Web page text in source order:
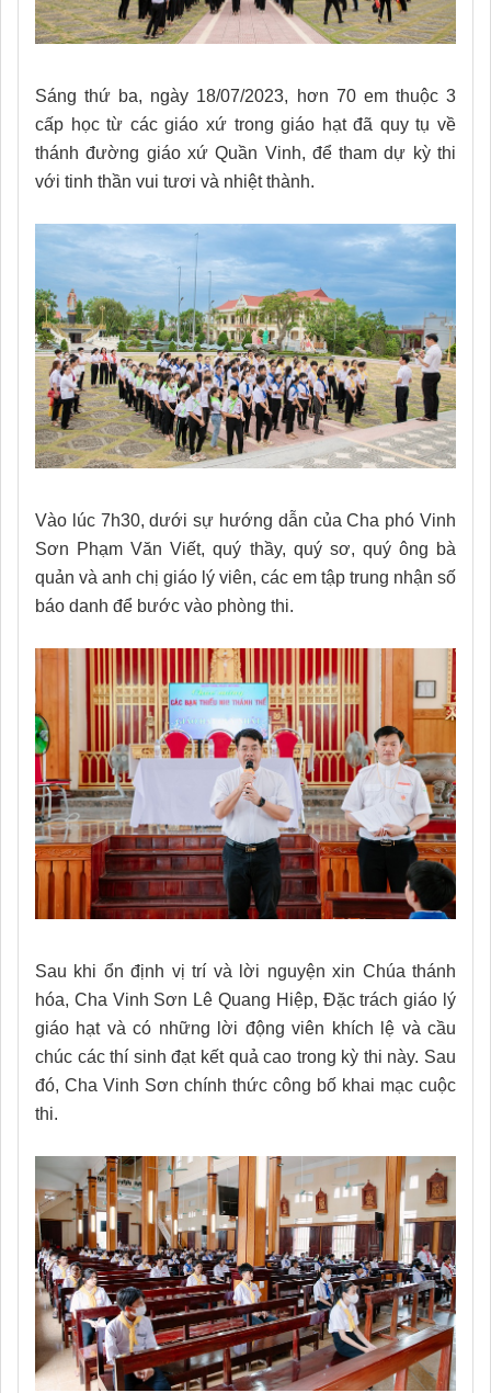
Sáng thứ ba, ngày 18/07/2023, hơn 70 em thuộc 3
cấp học từ các giáo xứ trong giáo hạt đã quy tụ về
thánh đường giáo xứ Quần Vinh, để tham dự kỳ thi
với tinh thần vui tươi và nhiệt thành.
Vào lúc 7h30, dưới sự hướng dẫn của Cha phó Vinh
Sơn Phạm Văn Viết, quý thầy, quý sơ, quý ông bà
quản và anh chị giáo lý viên, các em tập trung nhận số
báo danh để bước vào phòng thi.
Sau khi ổn định vị trí và lời nguyện xin Chúa thánh
hóa, Cha Vinh Sơn Lê Quang Hiệp, Đặc trách giáo lý
giáo hạt và có những lời động viên khích lệ và cầu
chúc các thí sinh đạt kết quả cao trong kỳ thi này. Sau
đó, Cha Vinh Sơn chính thức công bố khai mạc cuộc
thi.